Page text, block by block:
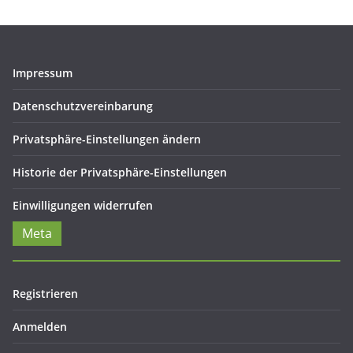
Impressum
Datenschutzvereinbarung
Privatsphäre-Einstellungen ändern
Historie der Privatsphäre-Einstellungen
Einwilligungen widerrufen
Meta
Registrieren
Anmelden